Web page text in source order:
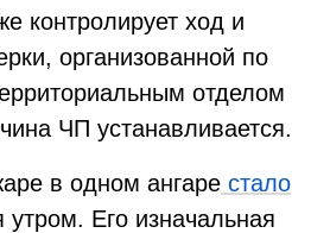
контролирует ход и
организованной по
отделом
ЧП устанавливается.
в одном ангаре стало
утром. Его изначальная